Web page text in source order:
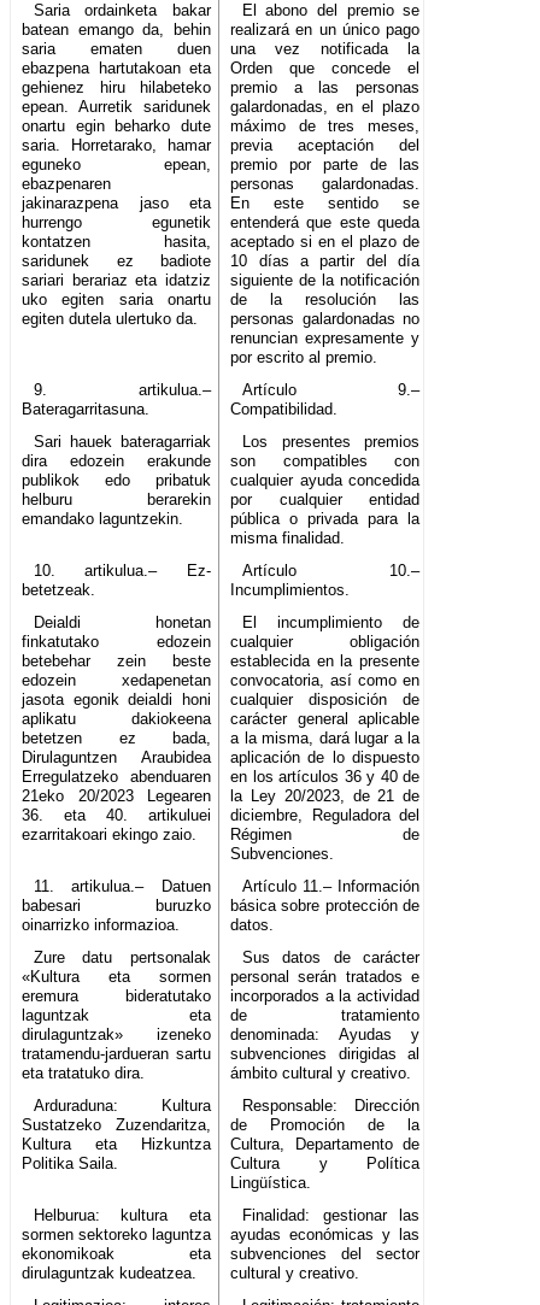
Saria ordainketa bakar
batean emango da, behin
saria ematen duen
ebazpena hartutakoan eta
gehienez hiru hilabeteko
epean. Aurretik saridunek
onartu egin beharko dute
saria. Horretarako, hamar
eguneko epean,
ebazpenaren
jakinarazpena jaso eta
hurrengo egunetik
kontatzen hasita,
saridunek ez badiote
sariari berariaz eta idatziz
uko egiten saria onartu
egiten dutela ulertuko da.
El abono del premio se
realizará en un único pago
una vez notificada la
Orden que concede el
premio a las personas
galardonadas, en el plazo
máximo de tres meses,
previa aceptación del
premio por parte de las
personas galardonadas.
En este sentido se
entenderá que este queda
aceptado si en el plazo de
10 días a partir del día
siguiente de la notificación
de la resolución las
personas galardonadas no
renuncian expresamente y
por escrito al premio.
9. artikulua.–
Bateragarritasuna.
Artículo 9.–
Compatibilidad.
Sari hauek bateragarriak
dira edozein erakunde
publikok edo pribatuk
helburu berarekin
emandako laguntzekin.
Los presentes premios
son compatibles con
cualquier ayuda concedida
por cualquier entidad
pública o privada para la
misma finalidad.
10. artikulua.– Ez-
betetzeak.
Artículo 10.–
Incumplimientos.
Deialdi honetan
finkatutako edozein
betebehar zein beste
edozein xedapenetan
jasota egonik deialdi honi
aplikatu dakiokeena
betetzen ez bada,
Dirulaguntzen Araubidea
Erregulatzeko abenduaren
21eko 20/2023 Legearen
36. eta 40. artikuluei
ezarritakoari ekingo zaio.
El incumplimiento de
cualquier obligación
establecida en la presente
convocatoria, así como en
cualquier disposición de
carácter general aplicable
a la misma, dará lugar a la
aplicación de lo dispuesto
en los artículos 36 y 40 de
la Ley 20/2023, de 21 de
diciembre, Reguladora del
Régimen de
Subvenciones.
11. artikulua.– Datuen
babesari buruzko
oinarrizko informazioa.
Artículo 11.– Información
básica sobre protección de
datos.
Zure datu pertsonalak
«Kultura eta sormen
eremura bideratutako
laguntzak eta
dirulaguntzak» izeneko
tratamendu-jardueran sartu
eta tratatuko dira.
Sus datos de carácter
personal serán tratados e
incorporados a la actividad
de tratamiento
denominada: Ayudas y
subvenciones dirigidas al
ámbito cultural y creativo.
Arduraduna: Kultura
Sustatzeko Zuzendaritza,
Kultura eta Hizkuntza
Politika Saila.
Responsable: Dirección
de Promoción de la
Cultura, Departamento de
Cultura y Política
Lingüística.
Helburua: kultura eta
sormen sektoreko laguntza
ekonomikoak eta
dirulaguntzak kudeatzea.
Finalidad: gestionar las
ayudas económicas y las
subvenciones del sector
cultural y creativo.